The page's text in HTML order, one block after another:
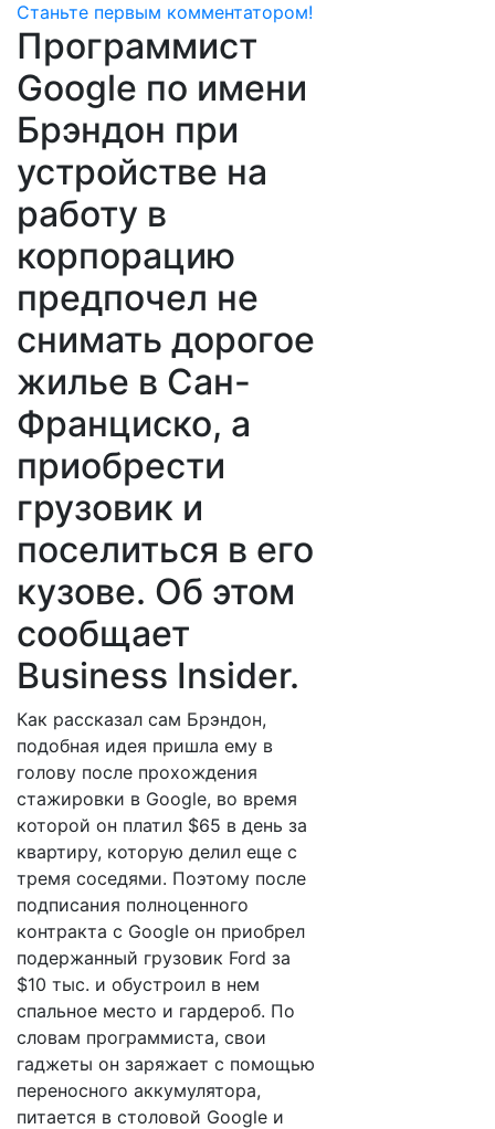
Станьте первым комментатором!
Программист
Google по имени
Брэндон при
устройстве на
работу в
корпорацию
предпочел не
снимать дорогое
жилье в Сан-
Франциско, а
приобрести
грузовик и
поселиться в его
кузове. Об этом
сообщает
Business Insider.
Как рассказал сам Брэндон,
подобная идея пришла ему в
голову после прохождения
стажировки в Google, во время
которой он платил $65 в день за
квартиру, которую делил еще с
тремя соседями. Поэтому после
подписания полноценного
контракта с Google он приобрел
подержанный грузовик Ford за
$10 тыс. и обустроил в нем
спальное место и гардероб. По
словам программиста, свои
гаджеты он заряжает с помощью
переносного аккумулятора,
питается в столовой Google и